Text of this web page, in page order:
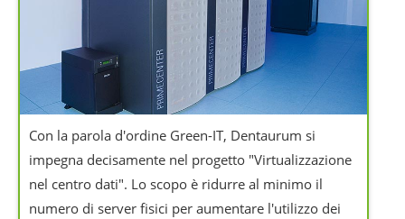
Con la parola d'ordine Green-IT, Dentaurum si
impegna decisamente nel progetto "Virtualizzazione
nel centro dati". Lo scopo è ridurre al minimo il
numero di server fisici per aumentare l'utilizzo dei